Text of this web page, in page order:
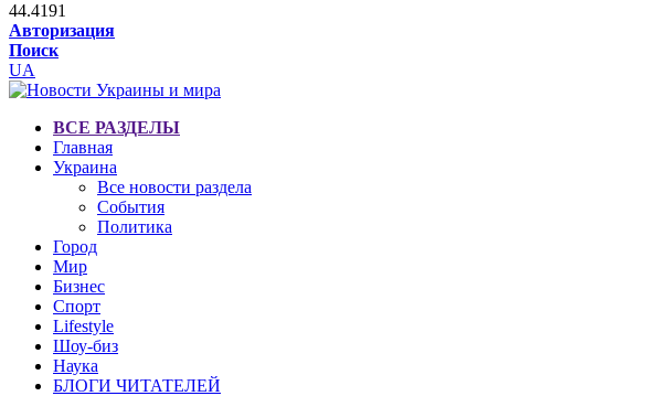
44.4191
Авторизация
Поиск
UA
ВСЕ РАЗДЕЛЫ
Главная
Украина
Все новости раздела
События
Политика
Город
Мир
Бизнес
Спорт
Lifestyle
Шоу-биз
Наука
БЛОГИ ЧИТАТЕЛЕЙ